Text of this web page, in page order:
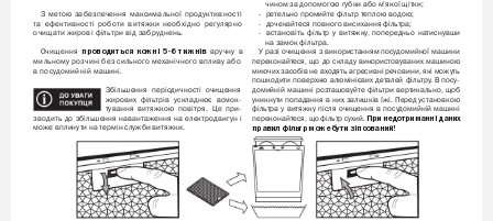
чином за допомогою губки або м’якої щітки;
З метою забезпечення максимальної продуктивності - ретельно промийте фільтр теплою водою;
та ефективності роботи витяжки необхідно регулярно - дочекайтеся повного висихання фільтра;
очищати жирові фільтри від забруднень. - встановіть фільтр у витяжку, попередньо натиснувши
на замок фільтра.
Очищення
проводиться кожні 5-6 тижнів вручну в У разі очищення з використанням посудомийної машини
мильному розчині без сильного механічного впливу або переконайтеся, що до складу використовуваних машиною
в посудомийній машині. миючих засобів не входять агресивні речовини, які можуть
пошкодити поверхню алюмінієвих деталей фільтру. В посу-
Збільшення
періодичності очищення домийній машині розташовуйте фільтри вертикально, щоб
жирових фільтрів ускладнює всмок- уникнути попадання в них залишків їжі. Перед установкою
тування витяжкою повітря. Це при- фільтра у витяжку після очищення в посудомийній машині
зводить до збільшення навантаження на електродвигун і переконайтеся, що фільтр сухий. При недотриманні даних
може вплинути на термін служби витяжки. правил фільтр може бути зіпсований!